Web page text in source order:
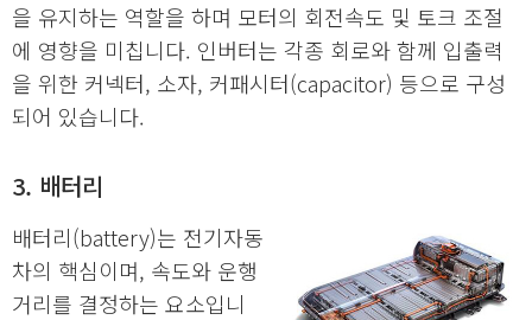
을 유지하는 역할을 하며 모터의 회전속도 및 토크 조절
에 영향을 미칩니다. 인버터는 각종 회로와 함께 입출력
을 위한 커넥터, 소자, 커패시터(capacitor) 등으로 구성
되어 있습니다.
3. 배터리
배터리(battery)는 전기자동
차의 핵심이며, 속도와 운행
거리를 결정하는 요소입니